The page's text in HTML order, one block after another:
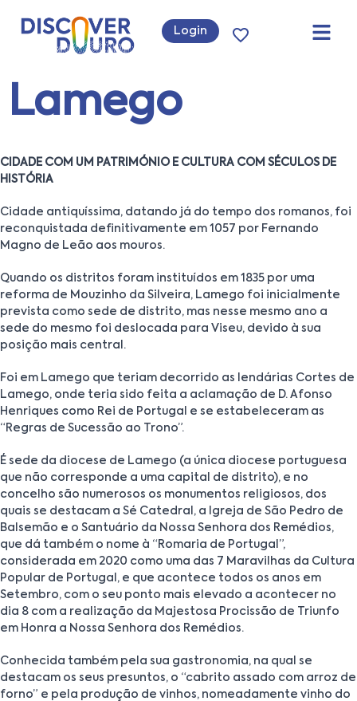
Login
Lamego
CIDADE COM UM PATRIMÓNIO E CULTURA COM SÉCULOS DE
HISTÓRIA
Cidade antiquíssima, datando já do tempo dos romanos, foi
reconquistada definitivamente em 1057 por Fernando
Magno de Leão aos mouros.
Quando os distritos foram instituídos em 1835 por uma
reforma de Mouzinho da Silveira, Lamego foi inicialmente
prevista como sede de distrito, mas nesse mesmo ano a
sede do mesmo foi deslocada para Viseu, devido à sua
posição mais central.
Foi em Lamego que teriam decorrido as lendárias Cortes de
Lamego, onde teria sido feita a aclamação de D. Afonso
Henriques como Rei de Portugal e se estabeleceram as
“Regras de Sucessão ao Trono”.
É sede da diocese de Lamego (a única diocese portuguesa
que não corresponde a uma capital de distrito), e no
concelho são numerosos os monumentos religiosos, dos
quais se destacam a Sé Catedral, a Igreja de São Pedro de
Balsemão e o Santuário da Nossa Senhora dos Remédios,
que dá também o nome à “Romaria de Portugal”,
considerada em 2020 como uma das 7 Maravilhas da Cultura
Popular de Portugal, e que acontece todos os anos em
Setembro, com o seu ponto mais elevado a acontecer no
dia 8 com a realização da Majestosa Procissão de Triunfo
em Honra a Nossa Senhora dos Remédios.
Conhecida também pela sua gastronomia, na qual se
destacam os seus presuntos, o “cabrito assado com arroz de
forno” e pela produção de vinhos, nomeadamente vinho do